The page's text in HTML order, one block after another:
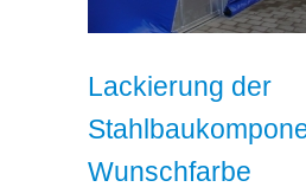
Lackierung der
Wunschfarbe